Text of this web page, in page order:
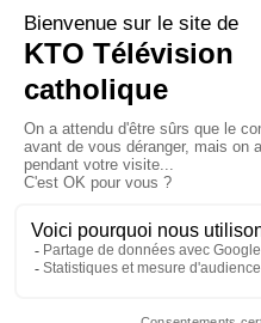
La visite
XIV à
jeudi 6
Le
Pérou
© KTO 2026 —